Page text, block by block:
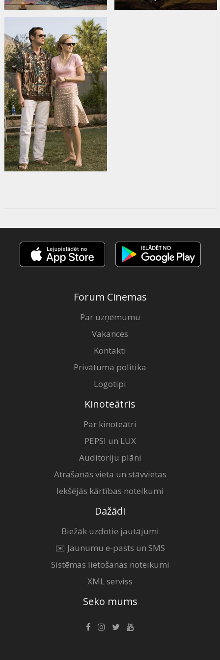
Forum Cinemas
Par uzņēmumu
Vakances
Kontakti
Privātuma politika
Logotipi
Kinoteātris
Par kinoteātri
PEPSI un LUX
Auditoriju plāni
Atrašanās vieta un stāvvietas
Iekšējās kārtības noteikumi
Dažādi
Biežāk uzdotie jautājumi
✉️ Jaunumu e-pasts un SMS
Sistēmas lietošanas noteikumi
XML serviss
Seko mums